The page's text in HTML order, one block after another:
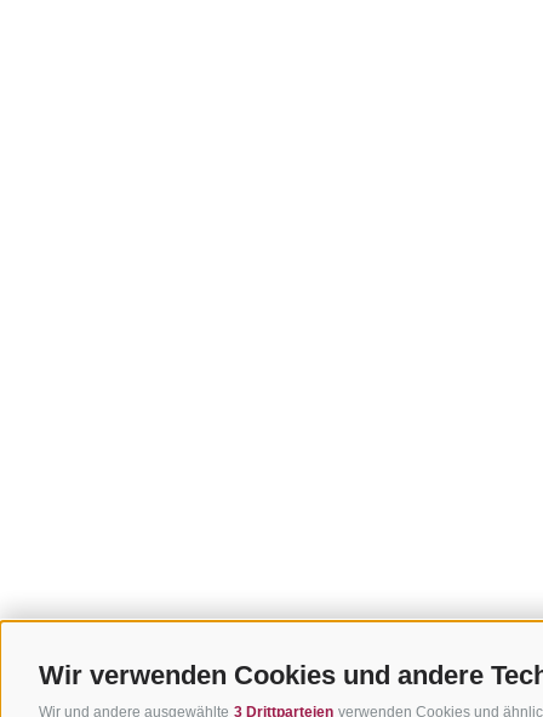
Wir verwenden Cookies und andere
Wir und andere ausgewählte 3 Drittparteien verwenden Cookies und